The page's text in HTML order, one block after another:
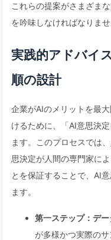
これらの提案がさまざま
を吟味しなければなりませ
実践的アドバイ
順の設計
企業がAIのメリットを最
けるために、「AI意思決
ます。このプロセスでは
思決定が人間の専門家に
とを保証することで、AI
ます。
第一ステップ：デ
が多様かつ実際のサ